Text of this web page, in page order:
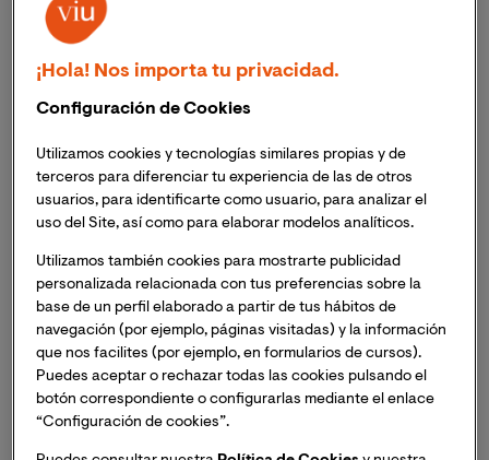
población. En Europa no es mucho mejor la situación.
El Observatorio Europeo de las Drogas y las
Toxicomanías (2013) calcula que son al menos 85
una droga ilegal en algún momento de su vida, lo que
En relación a las consecuencias más graves
relacionadas con el consumo de drogas, la Oficina de
Naciones Unidas contra la Droga y el Delito (UNODC en
sus siglas en inglés, 2012), apuntaba que entre un 10-
13% de los usuarios de drogas son consumidores
problemáticos con una drogodependencia y/o
trastornos relacionados con el consumo de drogas, y
aproximadamente una de cada 100 muertes de adultos
se debe al consumo de drogas ilícitas. Por su parte, el
National Institute on Drug Abuse (2014) establece que
¡Hola! Nos importa tu privacidad.
Configuración de Cookies
Utilizamos cookies y tecnologías similares propias y de
terceros para diferenciar tu experiencia de las de otros
usuarios, para identificarte como usuario, para analizar el
uso del Site, así como para elaborar modelos analíticos.
Utilizamos también cookies para mostrarte publicidad
personalizada relacionada con tus preferencias sobre la
base de un perfil elaborado a partir de tus hábitos de
navegación (por ejemplo, páginas visitadas) y la información
que nos facilites (por ejemplo, en formularios de cursos).
Puedes aceptar o rechazar todas las cookies pulsando el
botón correspondiente o configurarlas mediante el enlace
“Configuración de cookies”.